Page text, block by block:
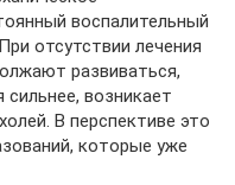
воспалительный
отсутствии лечения
развиваться,
возникает
В перспективе это
которые уже